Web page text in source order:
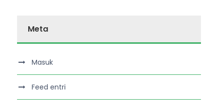
Meta
Masuk
Feed entri